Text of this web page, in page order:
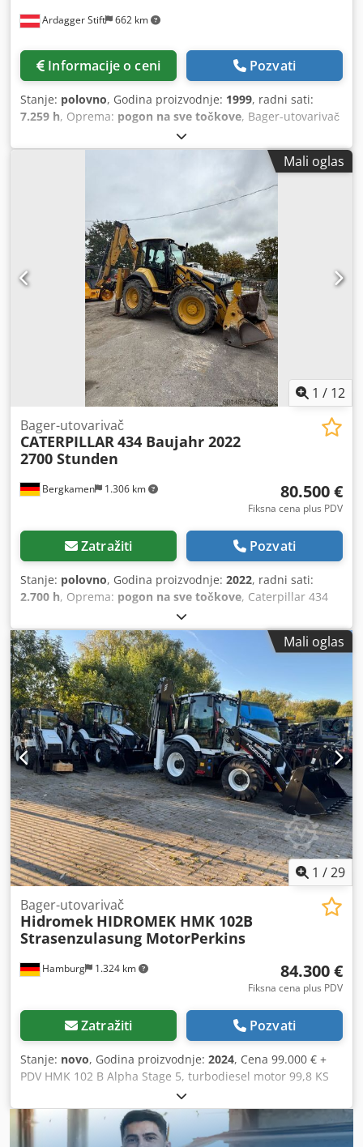
Ardagger Stift 662 km
Informacije o ceni Pozvati
Stanje: polovno, Godina proizvodnje: 1999, radni sati:
7.259 h, Oprema: pogon na sve točkove, Bager-utovarivač
New Holland LB 115, 4 konjske snage, sa sistemom
upravljanja „pasji hod“, gume skoro nove, bager ima
austrijske dokumente, sopstvena težina: 8.300 kg, fabrički
broj: 031015705, kontakt: Ivelina Redl (ruski, bugarski,
srpski, engleski, nemački), broj telefona: [broj telefona],
podložno greškama i mogućnosti prodaje tokom perioda!
Dedpfezp Sy Ejx Abfokr Pažnja: Naša kancelarija je
zatvorena zbog godišnjeg odmora od 01.08.2026. do
16.08.2026. Od ponedeljka, 17.08.2026, ponovo smo
dostupni!
Mali oglas
1 / 12
Bergkamen 1.306 km
Bager-utovarivač
CATERPILLAR 434 Baujahr 2022
2700 Stunden
80.500 €
Fiksna cena plus PDV
Zatražiti Pozvati
Stanje: polovno, Godina proizvodnje: 2022, radni sati:
2.700 h, Oprema: pogon na sve točkove, Caterpillar 434
Bager-utovarivač 2.700 radnih sati * Broj modela: 434 *
Godina proizvodnje: 2022 Dkodpfozr Tqwex Abfor * Radna
masa: 9.520 kg * Odlično stanje
Mali oglas
1 /29
Hamburg 1.324 km
Bager-utovarivač
Hidromek HIDROMEK HMK 102B
Strasenzulasung MotorPerkins
84.300 €
Fiksna cena plus PDV
Zatražiti Pozvati
Stanje: novo, Godina proizvodnje: 2024, Cena 99.000 € +
PDV HMK 102 B Alpha Stage 5, turbodiesel motor 99,8 KS
(74,4 kW, 4,4 litra, 4 cilindra Perkins) Moguća registracija za
drumski saobraćaj Luksuzna staklena kabina „Jumbo“
najnovije generacije, FOPS/ROPS sertifikovana, sa 2 vrata